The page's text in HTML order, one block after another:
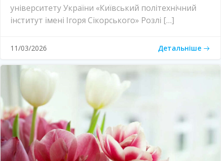
університету України «Київський політехнічний
інститут імені Ігоря Сікорського» Розлі […]
11/03/2026 Детальніше